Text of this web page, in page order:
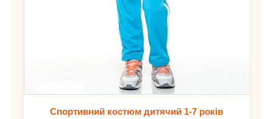
Спортивний костюм дитячий 1-7 років